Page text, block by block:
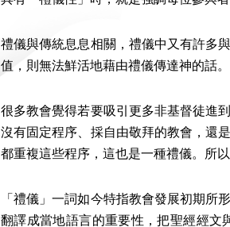
禮儀與傳統息息相關，禮儀中又有許多
值，則無法鮮活地藉由禮儀傳達神的話。
很多教會覺得若要吸引更多非基督徒進
沒有固定程序、採自由敬拜的教會，還
都重複這些程序，這也是一種禮儀。所
「禮儀」一詞如今特指教會發展初期
翻譯成當地語言的重要性，把聖經經文